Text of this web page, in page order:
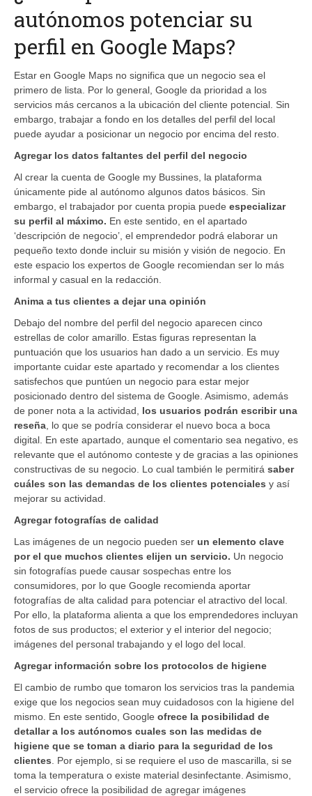
autónomos potenciar su
perfil en Google Maps?
Estar en Google Maps no significa que un negocio sea el
primero de lista. Por lo general, Google da prioridad a los
servicios más cercanos a la ubicación del cliente potencial. Sin
embargo, trabajar a fondo en los detalles del perfil del local
puede ayudar a posicionar un negocio por encima del resto.
Agregar los datos faltantes del perfil del negocio
Al crear la cuenta de Google my Bussines, la plataforma
únicamente pide al autónomo algunos datos básicos. Sin
embargo, el trabajador por cuenta propia puede especializar
su perfil al máximo. En este sentido, en el apartado
‘descripción de negocio’, el emprendedor podrá elaborar un
pequeño texto donde incluir su misión y visión de negocio. En
este espacio los expertos de Google recomiendan ser lo más
informal y casual en la redacción.
Anima a tus clientes a dejar una opinión
Debajo del nombre del perfil del negocio aparecen cinco
estrellas de color amarillo. Estas figuras representan la
puntuación que los usuarios han dado a un servicio. Es muy
importante cuidar este apartado y recomendar a los clientes
satisfechos que puntúen un negocio para estar mejor
posicionado dentro del sistema de Google. Asimismo, además
de poner nota a la actividad, los usuarios podrán escribir una
reseña , lo que se podría considerar el nuevo boca a boca
digital. En este apartado, aunque el comentario sea negativo, es
relevante que el autónomo conteste y de gracias a las opiniones
constructivas de su negocio. Lo cual también le permitirá saber
cuáles son las demandas de los clientes potenciales y así
mejorar su actividad.
Agregar fotografías de calidad
Las imágenes de un negocio pueden ser un elemento clave
por el que muchos clientes elijen un servicio. Un negocio
sin fotografías puede causar sospechas entre los
consumidores, por lo que Google recomienda aportar
fotografías de alta calidad para potenciar el atractivo del local.
Por ello, la plataforma alienta a que los emprendedores incluyan
fotos de sus productos; el exterior y el interior del negocio;
imágenes del personal trabajando y el logo del local.
Agregar información sobre los protocolos de higiene
El cambio de rumbo que tomaron los servicios tras la pandemia
exige que los negocios sean muy cuidadosos con la higiene del
mismo. En este sentido, Google ofrece la posibilidad de
detallar a los autónomos cuales son las medidas de
higiene que se toman a diario para la seguridad de los
clientes . Por ejemplo, si se requiere el uso de mascarilla, si se
toma la temperatura o existe material desinfectante. Asimismo,
el servicio ofrece la posibilidad de agregar imágenes